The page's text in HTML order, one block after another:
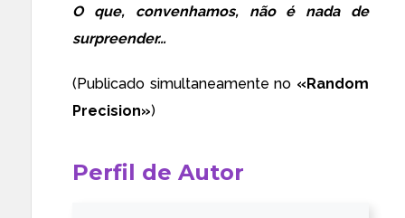
O que, convenhamos, não é nada de
surpreender…
(Publicado simultaneamente no «Random
Precision»)
Perfil de Autor